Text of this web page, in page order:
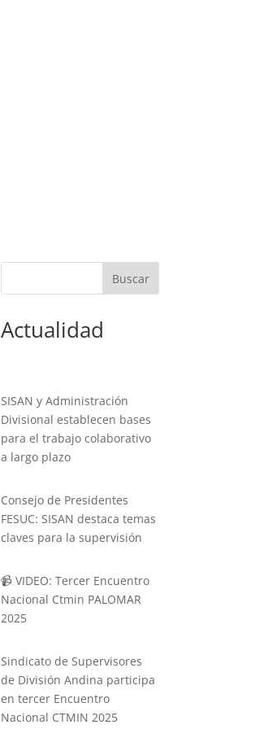
Actualidad
SISAN y Administración
Divisional establecen bases
para el trabajo colaborativo
a largo plazo
Consejo de Presidentes
FESUC: SISAN destaca temas
claves para la supervisión
📹 VIDEO: Tercer Encuentro
Nacional Ctmin PALOMAR
2025
Sindicato de Supervisores
de División Andina participa
en tercer Encuentro
Nacional CTMIN 2025